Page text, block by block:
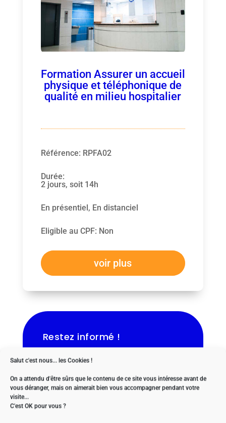
Salut c'est nous... les Cookies !
On a attendu d'être sûrs que le contenu de ce site vous intéresse avant de
vous déranger, mais on aimerait bien vous accompagner pendant votre
visite...
C'est OK pour vous ?
Formation Assurer un accueil
physique et téléphonique de
qualité en milieu hospitalier
Référence: RPFA02
Durée:
2 jours, soit 14h
En présentiel, En distanciel
Eligible au CPF: Non
voir plus
Restez informé !
$